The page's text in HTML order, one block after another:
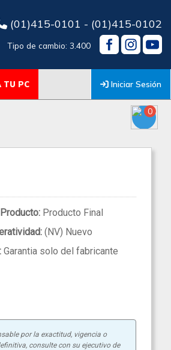
(01)415-0101 - (01)415-0102
Tipo de cambio: 3.400
TU PC Iniciar Sesión
0
Producto Final
(NV) Nuevo
Garantia solo del fabricante
por la exactitud, vigencia o
consulte con su ejecutivo de